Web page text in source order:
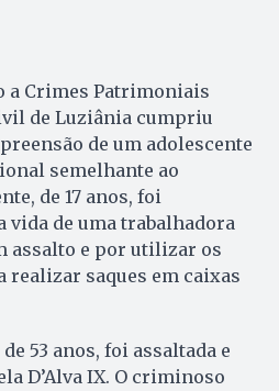
a Crimes Patrimoniais
de Luziânia cumpriu
de um adolescente
semelhante ao
de 17 anos, foi
de uma trabalhadora
assalto e por utilizar os
realizar saques em caixas
53 anos, foi assaltada e
D’Alva IX. O criminoso